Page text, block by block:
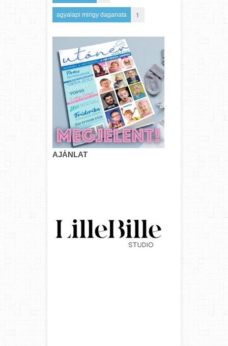
agyalapi mirigy daganata 1
AJÁNLAT